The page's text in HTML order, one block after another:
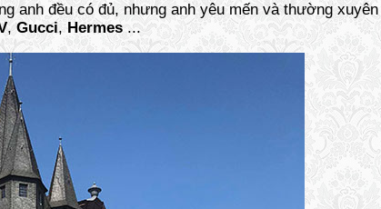
anh đều có đủ, nhưng anh yêu mến và thường
,Gucci,Hermes ...